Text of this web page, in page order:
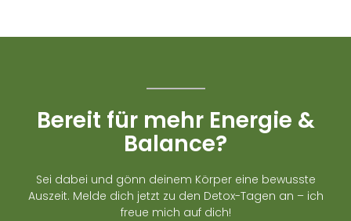
Bereit für mehr Energie &
Balance?
Sei dabei und gönn deinem Körper eine bewusste
Auszeit. Melde dich jetzt zu den Detox-Tagen an – ich
freue mich auf dich!